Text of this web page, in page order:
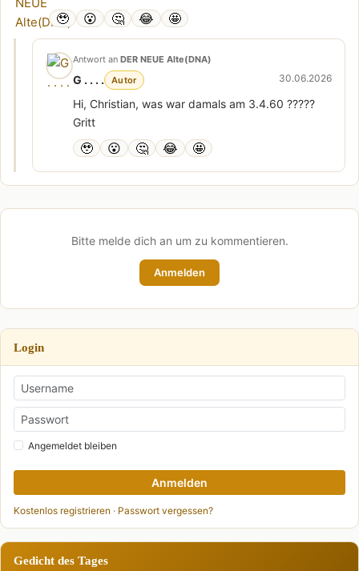
🥹 😮 🤔 😂 🤩
Antwort an DER NEUE Alte(DNA)
G . . . . Autor 30.06.2026
Hi, Christian, was war damals am 3.4.60 ?????
Gritt
🥹 😮 🤔 😂 🤩
Bitte melde dich an um zu kommentieren.
Anmelden
Login
Angemeldet bleiben
Anmelden
Kostenlos registrieren · Passwort vergessen?
Gedicht des Tages